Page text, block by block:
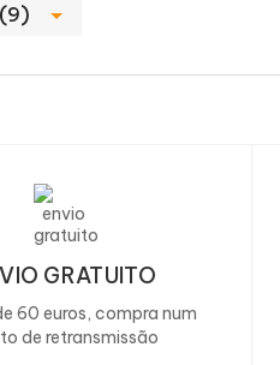
GRATUITO
60 euros, compra num
de retransmissão